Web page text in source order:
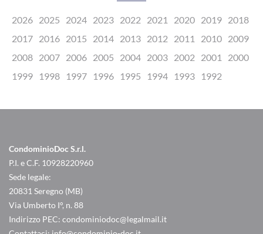
2026 2025 2024 2023 2022 2021 2020 2019 2018
2017 2016 2015 2014 2013 2012 2011 2010 2009
2008 2007 2006 2005 2004 2003 2002 2001
2000
1999
1998 1997 1996 1995 1994 1993 1992
CondominioDoc S.r.l.
P.I. e C.F. 10928220960
Sede legale:
20831 Seregno (MB)
Via Umberto I°, n. 88
Indirizzo PEC: condominiodoc@legalmail.it